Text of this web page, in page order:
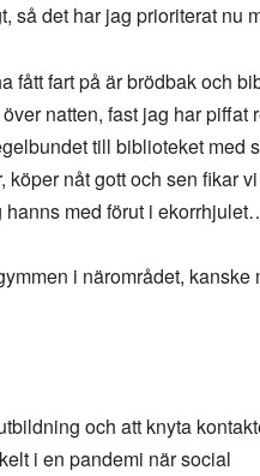
det har jag prioriterat nu
fått fart på är brödbak och
natten, fast jag har
till biblioteket med
nåt gott och sen fikar
med förut i
i närområdet,
och att knyta
i en pandemi när social